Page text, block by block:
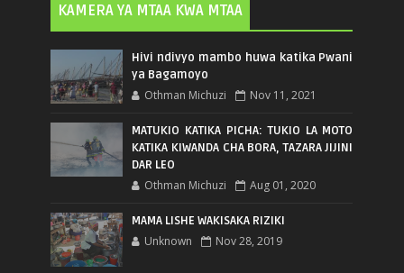
KAMERA YA MTAA KWA MTAA
Hivi ndivyo mambo huwa katika Pwani
ya Bagamoyo
Othman Michuzi Nov 11, 2021
MATUKIO KATIKA PICHA: TUKIO LA MOTO
KATIKA KIWANDA CHA BORA, TAZARA JIJINI
DAR LEO
Othman Michuzi Aug 01, 2020
MAMA LISHE WAKISAKA RIZIKI
Unknown Nov 28, 2019